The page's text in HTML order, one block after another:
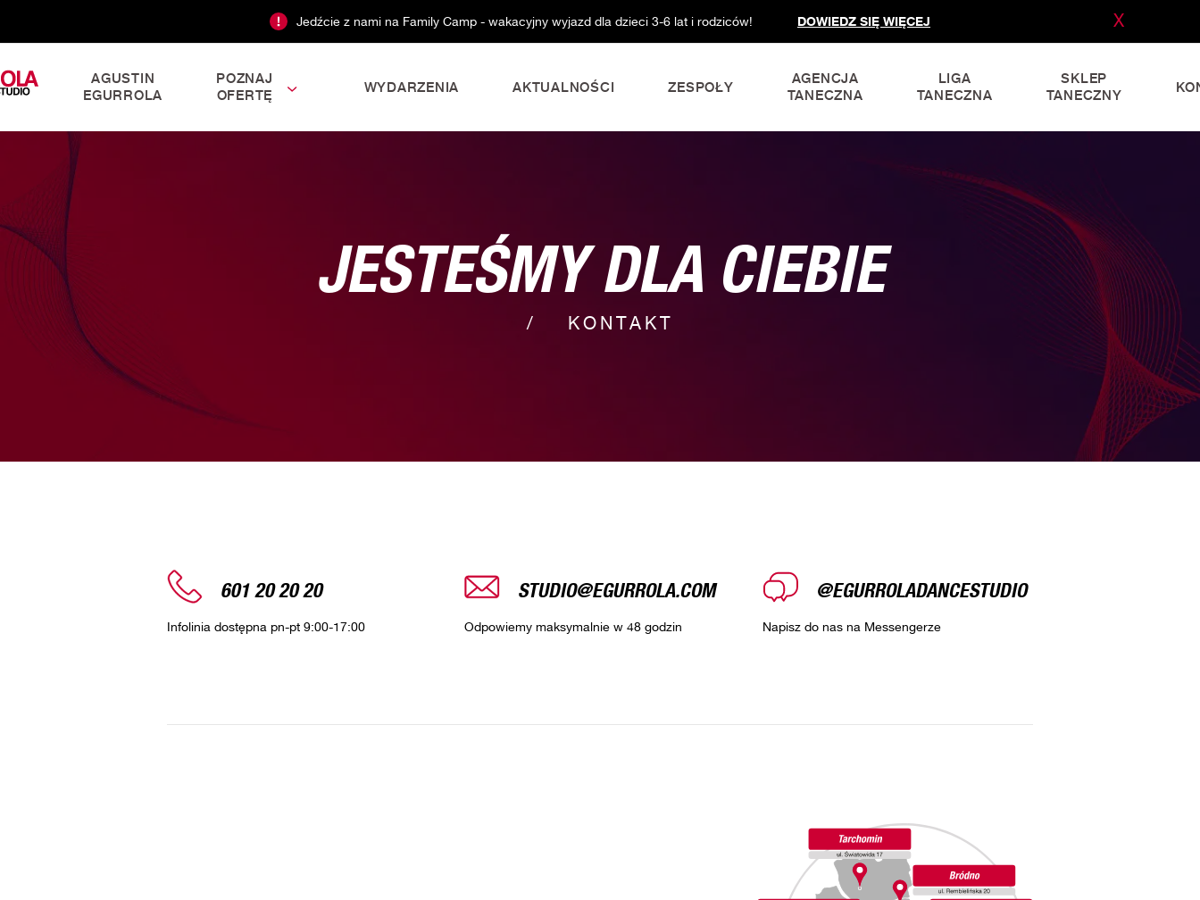
X
Jedźcie z nami na Family Camp - wakacyjny wyjazd dla dzieci 3-6 lat i rodziców! DOWIEDZ SIĘ WIĘCEJ
AGUSTIN
EGURROLA
POZNAJ
OFERTĘ
WYDARZENIA AKTUALNOŚCI ZESPOŁY
AGENCJA
TANECZNA
LIGA
TANECZNA
SKLEP
TANECZNY
JESTEŚMY DLA CIEBIE
KONTAKT
601 20 20 20
Infolinia dostępna pn-pt 9:00-17:00
STUDIO@EGURROLA.COM
Odpowiemy maksymalnie w 48 godzin
@EGURROLADANCESTUDIO
Napisz do nas na Messengerze